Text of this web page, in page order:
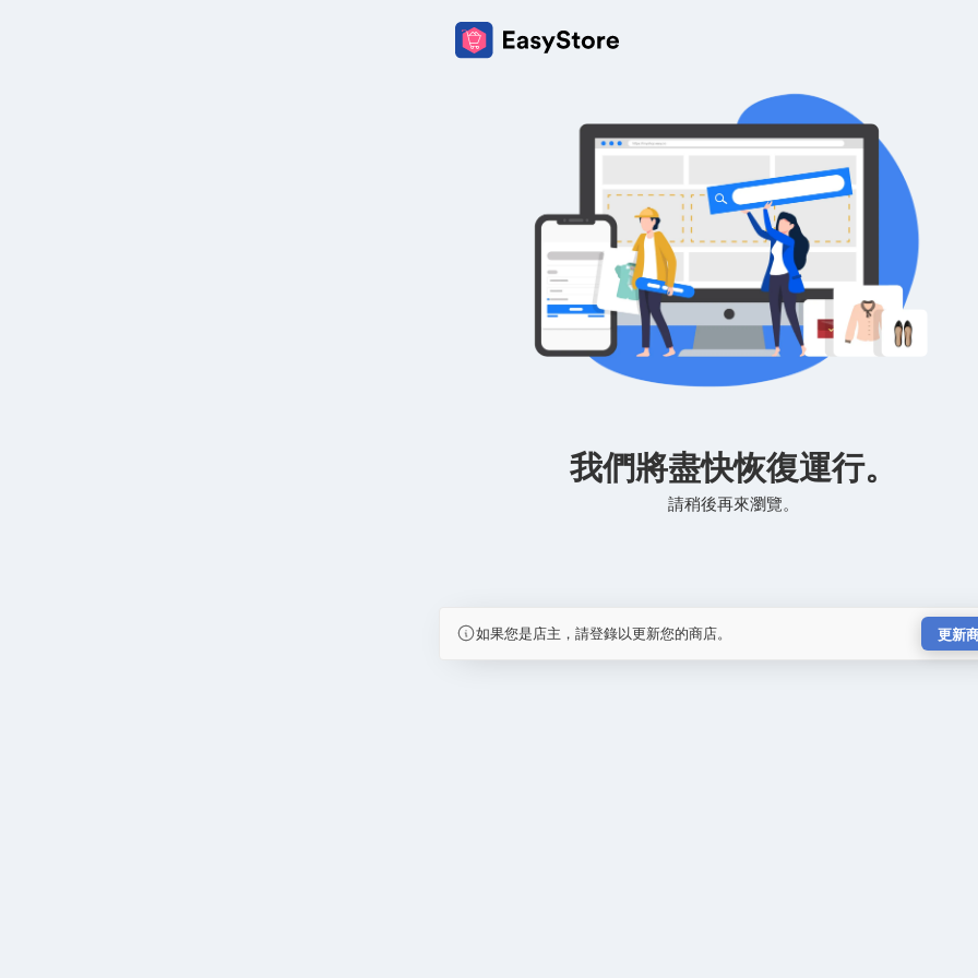
我們將盡快恢復運行。
請稍後再來瀏覽。
如果您是店主，請登錄以更新您的商店。 更新